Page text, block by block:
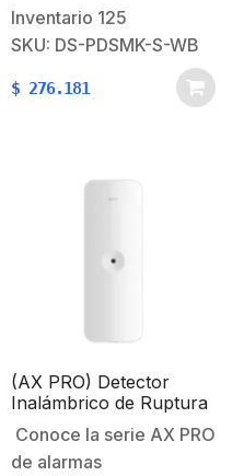
futuro con AX PRO
HikvisionSistema
Intrusiones AX
inalámbrica con el panel
de alarma.Los datos
protegidos por el
Eléctricas:Alimentación:
Batería…
Inventario 125
SKU: DS-PDSMK-S-WB
$ 276.181
(AX PRO) Detector
Inalámbrico de Ruptura
de Cristal / 3 en 1 /
Soporta 2 Zonas
Cableadas / Rango de
Conoce la serie AX PRO
de alarmas